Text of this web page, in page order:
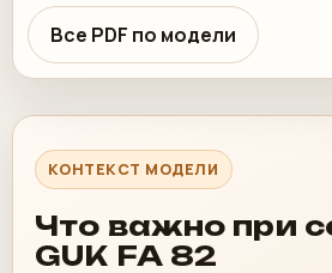
Все PDF по модели
КОНТЕКСТ МОДЕЛИ
Что важно при
GUK FA 82